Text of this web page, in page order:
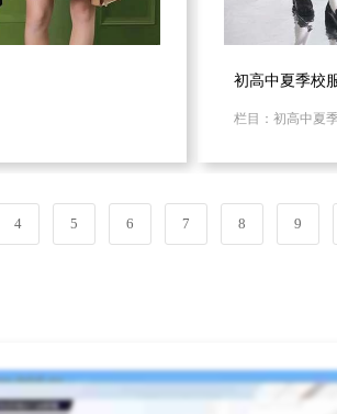
初高中夏季校
栏目：初高中夏季
4 5 6 7 8 9